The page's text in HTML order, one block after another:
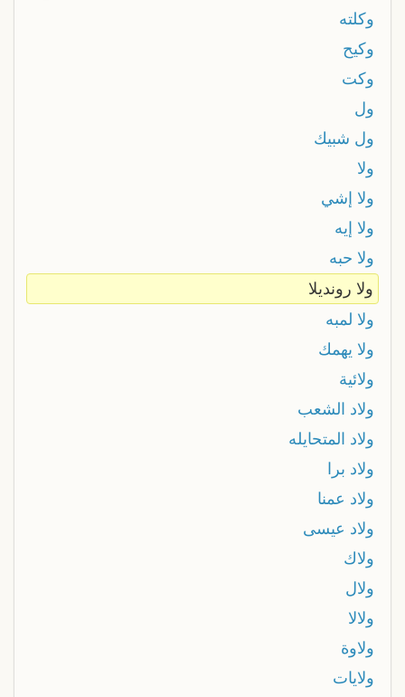
وكلته
وكيح
وکت
ول
ول شبيك
ولا
ولا إشي
ولا إيه
ولا حبه
ولا رونديلا
ولا لمبه
ولا يهمك
ولائية
ولاد الشعب
ولاد المتحايله
ولاد برا
ولاد عمنا
ولاد عيسى
ولاك
ولال
ولالا
ولاوة
ولايات